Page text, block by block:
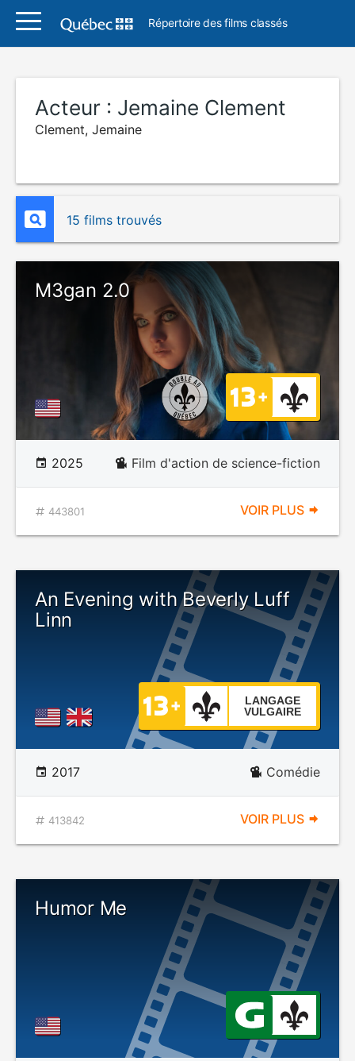
Répertoire des films classés
Acteur : Jemaine Clement
Clement, Jemaine
15 films trouvés
M3gan 2.0
2025 Film d'action de science-fiction
443801 VOIR PLUS
An Evening with Beverly Luff
Linn
LANGAGE
VULGAIRE
2017 Comédie
413842 VOIR PLUS
Humor Me